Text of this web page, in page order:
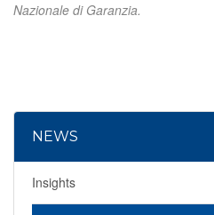
Nazionale di Garanzia.
NEWS
Insights